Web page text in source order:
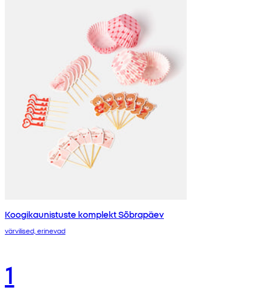
Koogikaunistuste komplekt Sõbrapäev
värvilised, erinevad
1